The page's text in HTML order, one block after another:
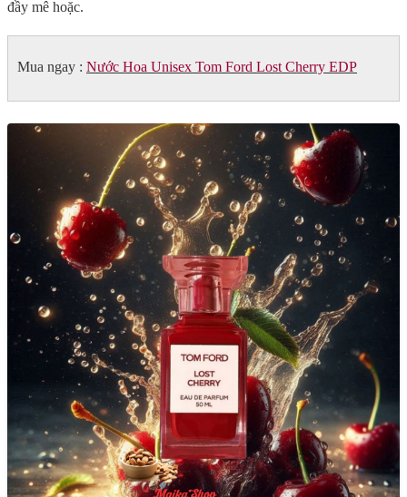
đầy mê hoặc.
Mua ngay : Nước Hoa Unisex Tom Ford Lost Cherry EDP